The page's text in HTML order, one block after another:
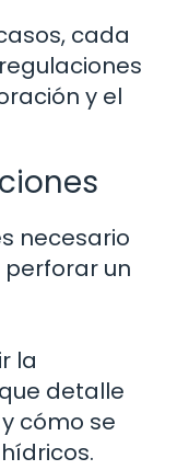
cada
y el
necesario
un
la
detalle
cómo se